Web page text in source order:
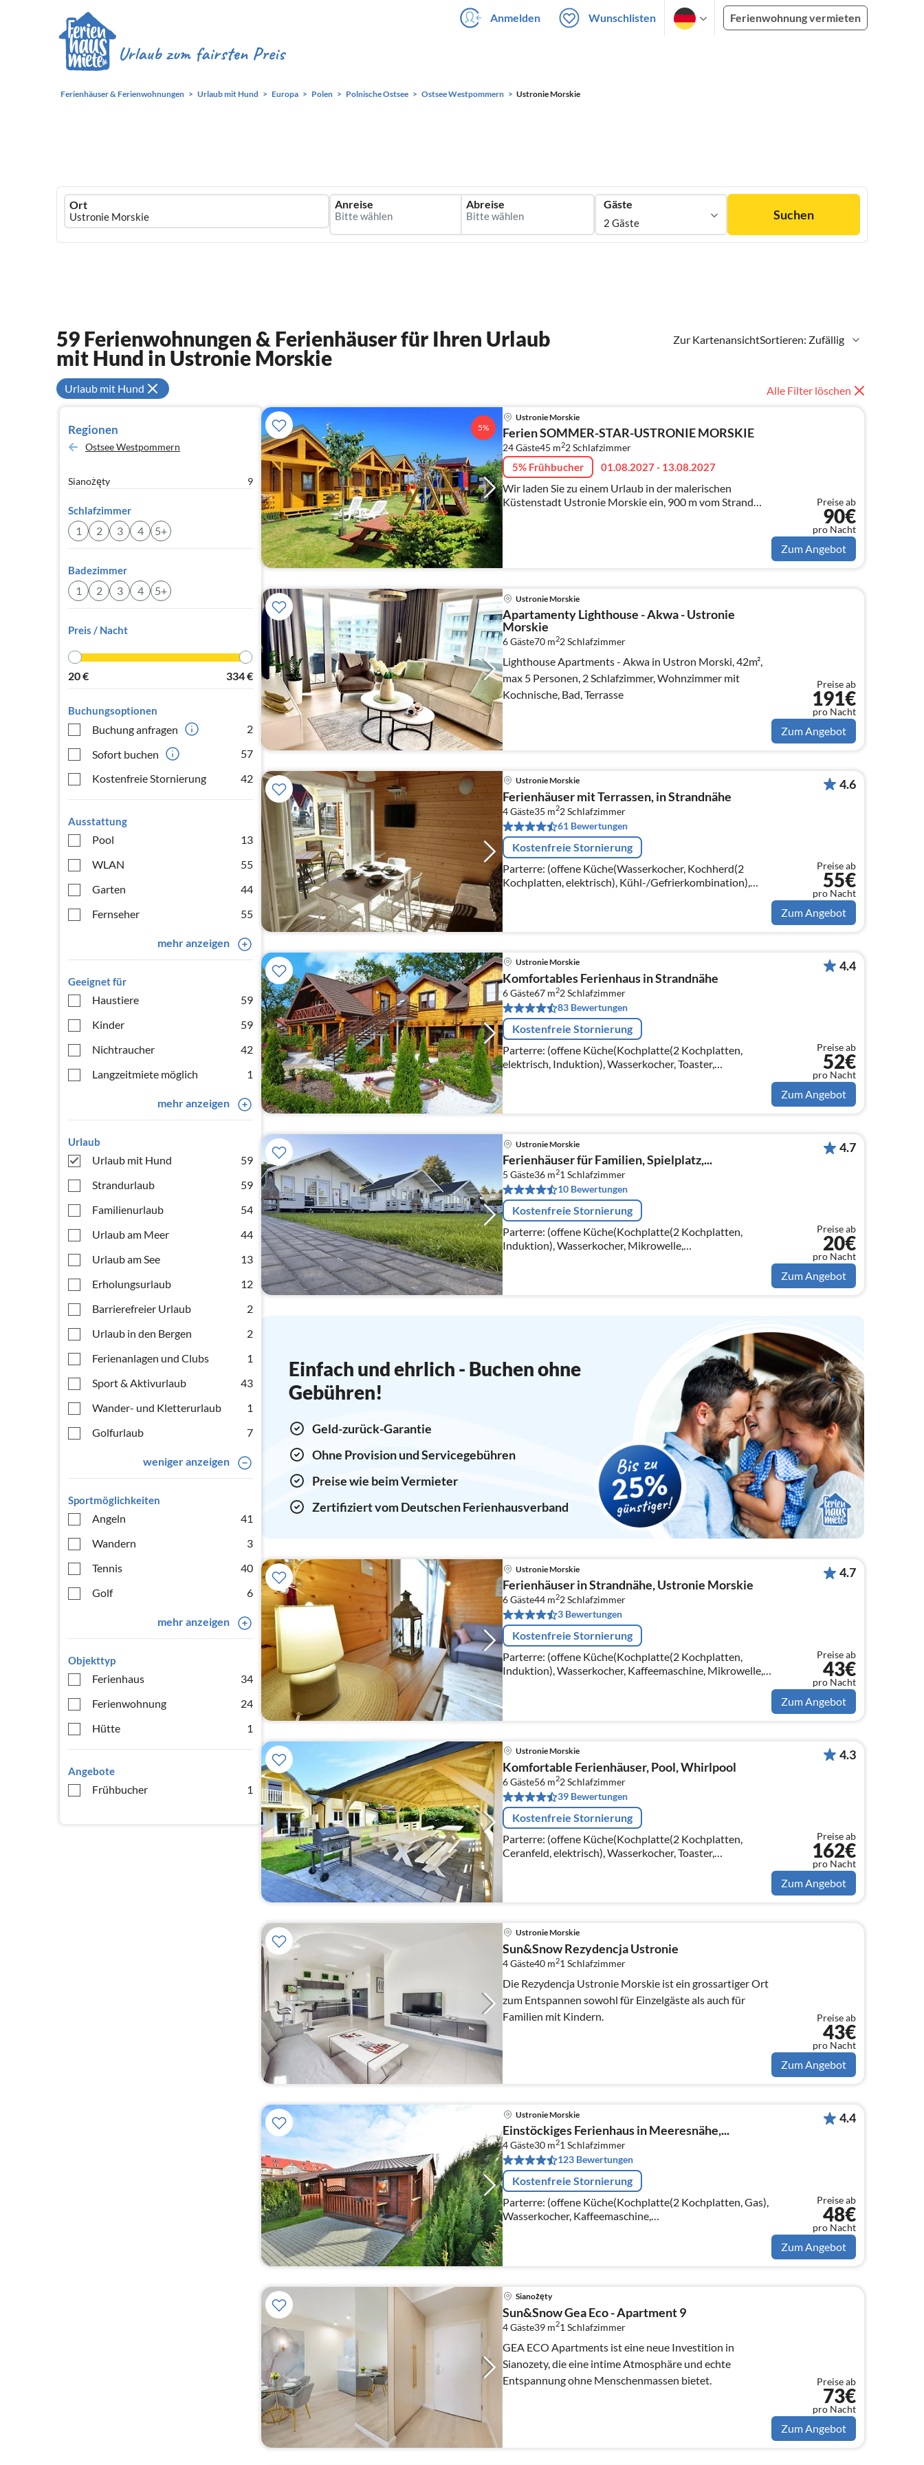
Anmelden Wunschlisten Ferienwohnung vermieten
Ferienhäuser & Ferienwohnungen Urlaub mit Hund Europa Polen Polnische Ostsee Ostsee Westpommern Ustronie Morskie
Ferienhausmiete
logo
Ort Anreise Abreise Gäste
2 Gäste
Suchen
Zur KartenansichtSortieren: Zufällig
59 Ferienwohnungen & Ferienhäuser für Ihren Urlaub
mit Hund in Ustronie Morskie
Urlaub mit Hund Alle Filter löschen
Regionen
Ostsee Westpommern
Sianożęty 9
Schlafzimmer
1 2 3 4 5+
Badezimmer
1 2 3 4 5+
Preis / Nacht
20€ 334€
Buchungsoptionen
Buchung anfragen
2
Sofort buchen
57
Kostenfreie Stornierung
42
Ausstattung
Pool
13
WLAN
55
Garten
44
Fernseher
55
mehr anzeigen
Geeignet für
Haustiere
59
Kinder
59
Nichtraucher
42
Langzeitmiete möglich
1
mehr anzeigen
Urlaub
Urlaub mit Hund
59
Strandurlaub
59
Familienurlaub
54
Urlaub am Meer
44
Urlaub am See
13
Erholungsurlaub
12
Barrierefreier Urlaub
2
Urlaub in den Bergen
2
Ferienanlagen und Clubs
1
Sport & Aktivurlaub
43
Wander- und Kletterurlaub
1
Golfurlaub
7
weniger anzeigen
Sportmöglichkeiten
Angeln
41
Wandern
3
Tennis
40
Golf
6
mehr anzeigen
Objekttyp
Ferienhaus
34
Ferienwohnung
24
Hütte
1
Angebote
Frühbucher 1
5%
Ustronie Morskie
Ferien SOMMER-STAR-USTRONIE MORSKIE
24 Gäste45 m22Schlafzimmer
5% Frühbucher 01.08.2027 - 13.08.2027
Wir laden Sie zu einem Urlaub in der malerischen
Küstenstadt Ustronie Morskie ein, 900 m vom Strand
und 15 km von Kolberg entfernt. Unsere Häuser sind gut
ausgestattet, bis 6 Pers.
Preise ab
90€
pro Nacht
Zum Angebot
Ustronie Morskie
Apartamenty Lighthouse - Akwa - Ustronie
Morskie
6 Gäste70 m22Schlafzimmer
Lighthouse Apartments - Akwa in Ustron Morski, 42m²,
max 5 Personen, 2 Schlafzimmer, Wohnzimmer mit
Kochnische, Bad, Terrasse
Preise ab
191€
pro Nacht
Zum Angebot
Ustronie Morskie
Ferienhäuser mit Terrassen, in Strandnähe
4 Gäste35 m22Schlafzimmer
61 Bewertungen
Kostenfreie Stornierung
Parterre: (offene Küche(Wasserkocher, Kochherd(2
Kochplatten, elektrisch), Kühl-/Gefrierkombination),
Wohn/Esszimmer(Doppelschlafcouch, TV(Flatscreen),
Esstisch)
4.6
Preise ab
55€
pro Nacht
Zum Angebot
Ustronie Morskie
Komfortables Ferienhaus in Strandnähe
6 Gäste67 m22Schlafzimmer
83 Bewertungen
Kostenfreie Stornierung
Parterre: (offene Küche(Kochplatte(2 Kochplatten,
elektrisch, Induktion), Wasserkocher, Toaster,
Kaffeemaschine, Mikrowelle, Spülmaschine,
Kühl-/Gefrierkombination, Waschmaschine)
4.4
Preise ab
52€
pro Nacht
Zum Angebot
Ustronie Morskie
Ferienhäuser für Familien, Spielplatz,...
5 Gäste36 m21 Schlafzimmer
10 Bewertungen
Kostenfreie Stornierung
Parterre: (offene Küche(Kochplatte(2 Kochplatten,
Induktion), Wasserkocher, Mikrowelle,
Kühl-/Gefrierkombination),
Wohn/Esszimmer(Doppelschlafcouch, TV(Flatscreen),
Esstisch)
4.7
Preise ab
20€
pro Nacht
Zum Angebot
Einfach und ehrlich - Buchen ohne
Gebühren!
Geld-zurück-Garantie
Ohne Provision und Servicegebühren
Preise wie beim Vermieter
Zertifiziert vom Deutschen Ferienhausverband
Ustronie Morskie
Ferienhäuser in Strandnähe, Ustronie Morskie
6 Gäste44 m22Schlafzimmer
3 Bewertungen
Kostenfreie Stornierung
Parterre: (offene Küche(Kochplatte(2 Kochplatten,
Induktion), Wasserkocher, Kaffeemaschine, Mikrowelle,
Kühl-/Gefrierkombination)
4.7
Preise ab
43€
pro Nacht
Zum Angebot
Ustronie Morskie
Komfortable Ferienhäuser, Pool, Whirlpool
6 Gäste56 m22Schlafzimmer
39 Bewertungen
Kostenfreie Stornierung
Parterre: (offene Küche(Kochplatte(2 Kochplatten,
Ceranfeld, elektrisch), Wasserkocher, Toaster,
4.3
Preise ab
162€
pro Nacht
Zum Angebot
Ustronie Morskie
Sun&Snow Rezydencja Ustronie
4 Gäste40 m21 Schlafzimmer
Die Rezydencja Ustronie Morskie ist ein grossartiger Ort
zum Entspannen sowohl für Einzelgäste als auch für
Familien mit Kindern.
Preise ab
43€
pro Nacht
Zum Angebot
Ustronie Morskie
Einstöckiges Ferienhaus in Meeresnähe,...
4 Gäste30 m21 Schlafzimmer
123 Bewertungen
Kostenfreie Stornierung
Parterre: (offene Küche(Kochplatte(2 Kochplatten, Gas),
Wasserkocher, Kaffeemaschine,
Kühl-/Gefrierkombination)
4.4
Preise ab
48€
pro Nacht
Zum Angebot
Sianożęty
Sun&Snow Gea Eco - Apartment 9
4 Gäste39 m21 Schlafzimmer
GEA ECO Apartments ist eine neue Investition in
Sianozety, die eine intime Atmosphäre und echte
Entspannung ohne Menschenmassen bietet.
Preise ab
73€
pro Nacht
Zum Angebot